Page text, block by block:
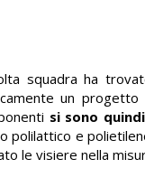
squadra ha
un
si sono
polilattico e
le visiere nella